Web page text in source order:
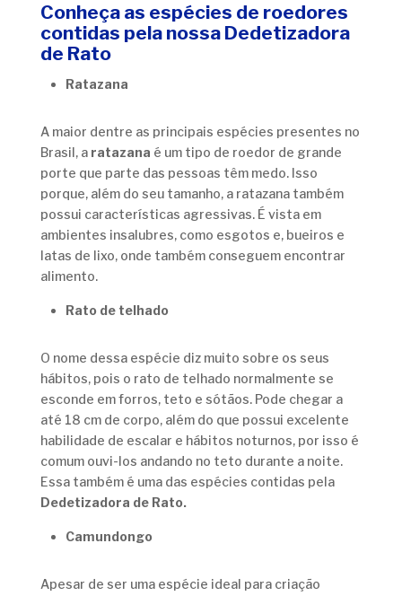
Conheça as espécies de roedores
contidas pela nossa Dedetizadora
de Rato
Ratazana
A maior dentre as principais espécies presentes no
Brasil, a ratazana é um tipo de roedor de grande
porte que parte das pessoas têm medo. Isso
porque, além do seu tamanho, a ratazana também
possui características agressivas. É vista em
ambientes insalubres, como esgotos e, bueiros e
latas de lixo, onde também conseguem encontrar
alimento.
Rato de telhado
O nome dessa espécie diz muito sobre os seus
hábitos, pois o rato de telhado normalmente se
esconde em forros, teto e sótãos. Pode chegar a
até 18 cm de corpo, além do que possui excelente
habilidade de escalar e hábitos noturnos, por isso é
comum ouvi-los andando no teto durante a noite.
Essa também é uma das espécies contidas pela
Dedetizadora de Rato.
Camundongo
Apesar de ser uma espécie ideal para criação